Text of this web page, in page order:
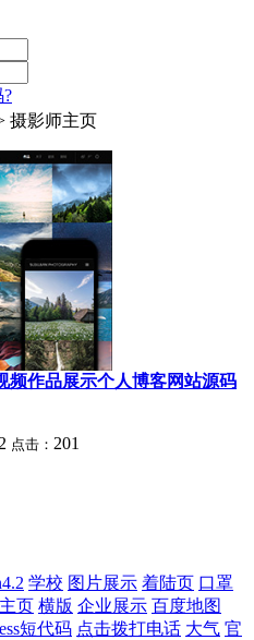
摄影师主页
频作品展示个人博客网站源码
点击： 201
学校 图片展示 着陆页 口罩
页 横版 企业展示 百度地图
短代码 点击拨打电话 大气 官